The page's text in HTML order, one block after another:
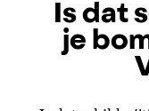
Is dat
je